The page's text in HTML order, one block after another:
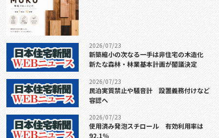
2026/07/23
新築縮小の次なる一手は非住宅の木造化
新たな森林・林業基本計画が閣議決定
2026/07/23
民泊実質禁止や騒音計 設置義務付けなど
容認へ
2026/07/23
使用済み発泡スチロール 有効利用率は
92.1％